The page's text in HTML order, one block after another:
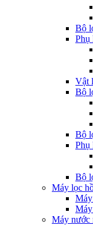
Bộ
Phụ
Vật
Bộ
Bộ
Phụ
Bộ
Máy lọc
Máy nước